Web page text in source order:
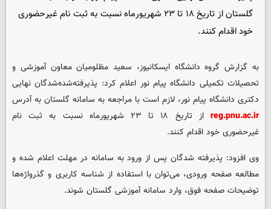
گلستان از تاریخ ۱۸ تا ۲۳ شهریورماه نسبت به ثبت نام غیرحضوری
خود اقدام کنند.
به گزارش گروه دانشگاهایسکانیوز، سعید مظلومیان معاون آموزشی و
تحصیلات تکمیلی دانشگاه پیام نور اعلام کرد: پذیرفته‌شده‌شدگان نهایی
دکتری دانشگاه پیام نور، لازم است با مراجعه به سامانه گلستان به آدرس
reg.pnu.ac.ir
از تاریخ ۱۸ تا ۲۳ شهریورماه نسبت به ثبت نام
غیرحضوری خود اقدام کنند.
وی افزود: پذیرفته شدگان پس از ورود به سامانه در مهلت اعلام شده و
مطالعه صفحه ورودی، می‌توان با استفاده از شناسه کاربری و گذرواژه‌ها
توضیحات صفحه فوق، وارد سامانه آموزشی گلستان شوند.